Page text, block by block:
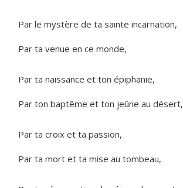
Par le mystère de ta sainte incarnation,
Par ta venue en ce monde,
Par ta naissance et ton épiphanie,
Par ton baptême et ton jeûne au désert,
Par ta croix et ta passion,
Par ta mort et ta mise au tombeau,